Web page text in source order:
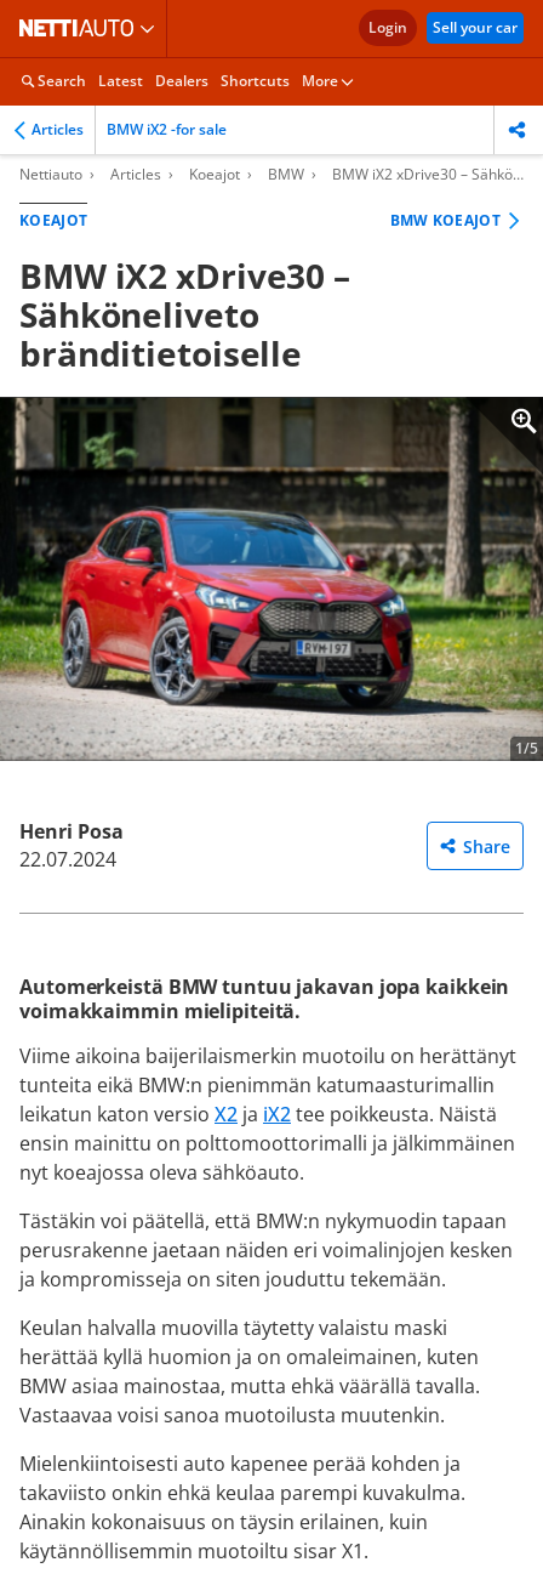
Login Sell your car
Search Latest Dealers Shortcuts More
Articles BMW iX2 -for sale
Nettiauto Articles Koeajot BMW BMW iX2 xDrive30 – Sähköneliveto bränditietoiselle
KOEAJOT BMW KOEAJOT
BMW iX2 xDrive30 –
Sähköneliveto
bränditietoiselle
1/5
Henri Posa
22.07.2024
Share
Automerkeistä BMW tuntuu jakavan jopa kaikkein
voimakkaimmin mielipiteitä.
Viime aikoina baijerilaismerkin muotoilu on herättänyt
tunteita eikä BMW:n pienimmän katumaasturimallin
leikatun katon versio X2 ja iX2tee poikkeusta. Näistä
ensin mainittu on polttomoottorimalli ja jälkimmäinen
nyt koeajossa oleva sähköauto.
Tästäkin voi päätellä, että BMW:n nykymuodin tapaan
perusrakenne jaetaan näiden eri voimalinjojen kesken
ja kompromisseja on siten jouduttu tekemään.
Keulan halvalla muovilla täytetty valaistu maski
herättää kyllä huomion ja on omaleimainen, kuten
BMW asiaa mainostaa, mutta ehkä väärällä tavalla.
Vastaavaa voisi sanoa muotoilusta muutenkin.
Mielenkiintoisesti auto kapenee perää kohden ja
takaviisto onkin ehkä keulaa parempi kuvakulma.
Ainakin kokonaisuus on täysin erilainen, kuin
käytännöllisemmin muotoiltu sisar X1.